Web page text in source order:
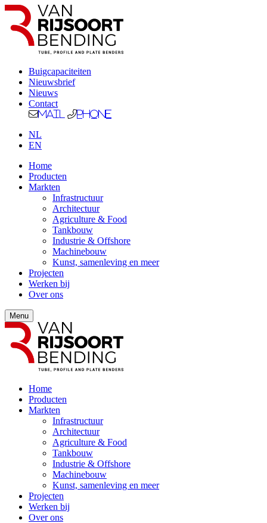
Buigcapaciteiten
Nieuwsbrief
Nieuws
Contact
Mail Phone
NL
EN
Home
Producten
Markten
Infrastructuur
Architectuur
Agriculture & Food
Tankbouw
Industrie & Offshore
Machinebouw
Kunst, samenleving en meer
Projecten
Werken bij
Over ons
Menu
Home
Producten
Markten
Infrastructuur
Architectuur
Agriculture & Food
Tankbouw
Industrie & Offshore
Machinebouw
Kunst, samenleving en meer
Projecten
Werken bij
Over ons